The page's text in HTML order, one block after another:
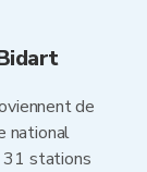
de
national
31 stations